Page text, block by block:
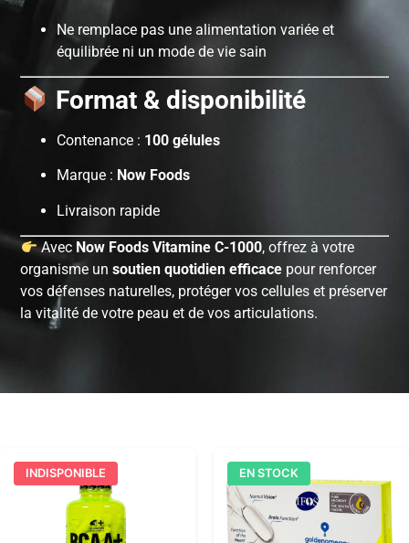
Ne remplace pas une alimentation variée et
équilibrée ni un mode de vie sain
Format & disponibilité
Contenance : 100 gélules
Marque : Now Foods
Livraison rapide
Avec Now Foods Vitamine C-1000, offrez à votre
organisme unsoutien quotidien efficace pour renforcer
vos défenses naturelles, protéger vos cellules et préserver
la vitalité de votre peau et de vos articulations.
INDISPONIBLE EN STOCK